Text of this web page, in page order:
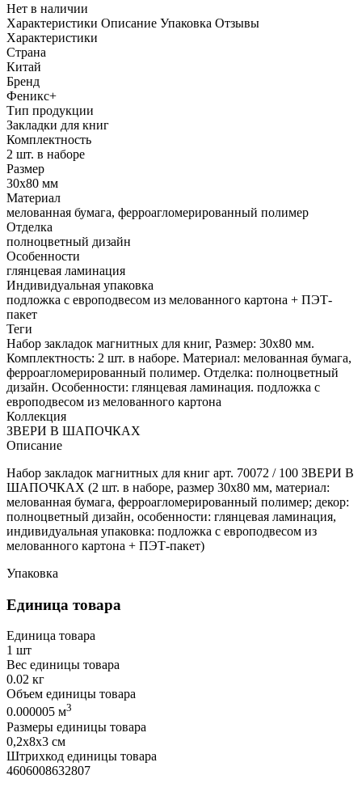
Нет в наличии
Характеристики Описание Упаковка Отзывы
Характеристики
Страна
Китай
Бренд
Феникс+
Тип продукции
Закладки для книг
Комплектность
2 шт. в наборе
Размер
30x80 мм
Материал
мелованная бумага, ферроагломерированный полимер
Отделка
полноцветный дизайн
Особенности
глянцевая ламинация
Индивидуальная упаковка
подложка с европодвесом из мелованного картона + ПЭТ-
пакет
Теги
Набор закладок магнитных для книг, Размер: 30x80 мм.
Комплектность: 2 шт. в наборе. Материал: мелованная бумага,
ферроагломерированный полимер. Отделка: полноцветный
дизайн. Особенности: глянцевая ламинация. подложка с
европодвесом из мелованного картона
Коллекция
ЗВЕРИ В ШАПОЧКАХ
Описание
Набор закладок магнитных для книг арт. 70072 / 100 ЗВЕРИ В
ШАПОЧКАХ (2 шт. в наборе, размер 30x80 мм, материал:
мелованная бумага, ферроагломерированный полимер; декор:
полноцветный дизайн, особенности: глянцевая ламинация,
индивидуальная упаковка: подложка с европодвесом из
мелованного картона + ПЭТ-пакет)
Упаковка
Единица товара
Единица товара
1 шт
Вес единицы товара
0.02 кг
Объем единицы товара
0.000005 м3
Размеры единицы товара
0,2х8х3 см
Штрихкод единицы товара
4606008632807